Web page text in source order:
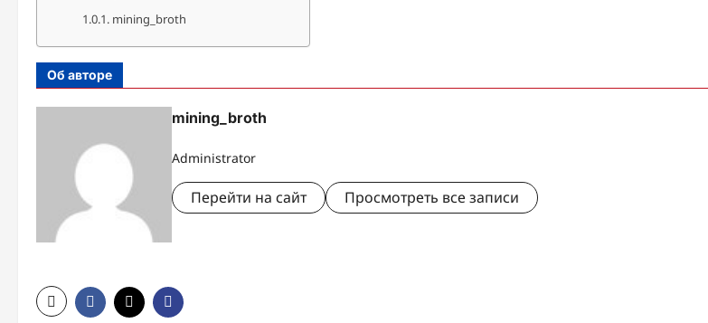
mining_broth
Об авторе
mining_broth
Administrator
Перейти на сайт Просмотреть все записи